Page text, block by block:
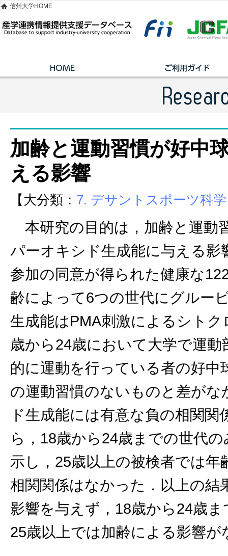
信州大学HOME
加齢と運動習慣が好中
える影響
【大分類： 7. デサントスポーツ科学
本研究の目的は，加齢と運動
パーオキシド生成能に与える
参加の同意が得られた健康な
齢によって6つの世代にグルー
生成能はPMA刺激によるシト
歳から24歳において大学で運
的に運動を行っている者の好
の運動習慣のないものと差が
ド生成能には有意な負の相関
ら，18歳から24歳までの世代
示し，25歳以上の被検者では
相関関係はなかった．以上の結
影響を与えず，18歳から24歳
25歳以上では加齢による影響